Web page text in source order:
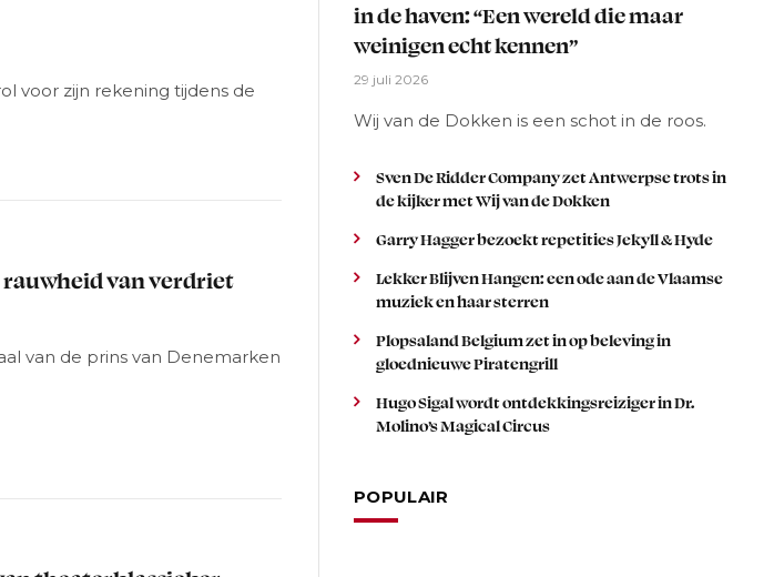
voor zijn rekening tijdens de
rauwheid van verdriet
van de prins van Denemarken
in de haven: “Een wereld die maar
weinigen echt kennen”
29 juli 2026
Wij van de Dokken is een schot in de roos.
Sven De Ridder Company zet Antwerpse trots in
de kijker met Wij van de Dokken
Garry Hagger bezoekt repetities Jekyll & Hyde
Lekker Blijven Hangen: een ode aan de Vlaamse
muziek en haar sterren
Plopsaland Belgium zet in op beleving in
gloednieuwe Piratengrill
Hugo Sigal wordt ontdekkingsreiziger in Dr.
Molino’s Magical Circus
POPULAIR